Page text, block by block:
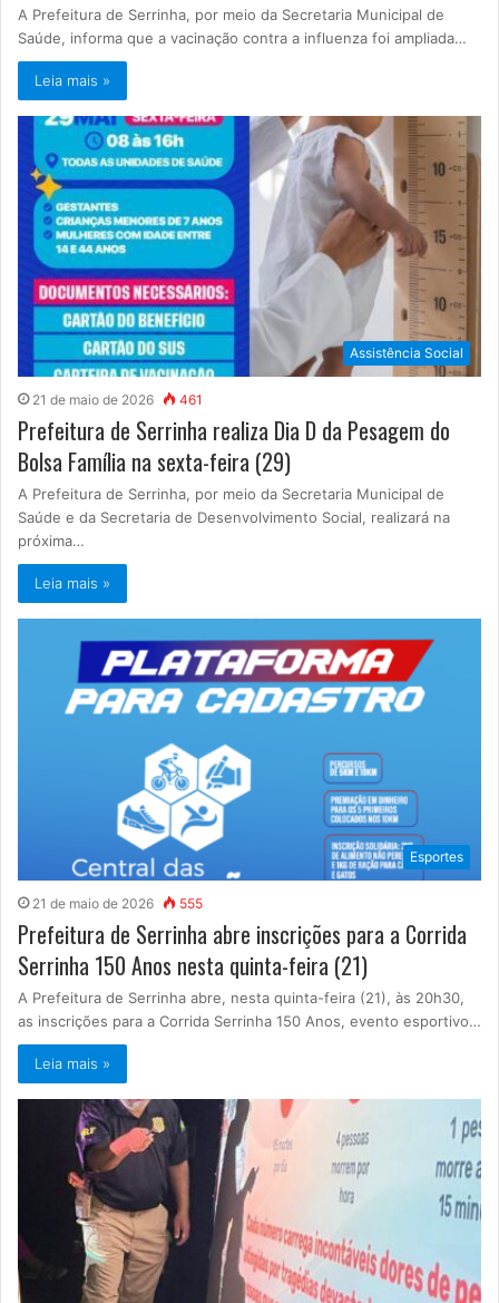
A Prefeitura de Serrinha, por meio da Secretaria Municipal de
Saúde, informa que a vacinação contra a influenza foi ampliada…
Leia mais »
Assistência Social
21 de maio de 2026 461
Prefeitura de Serrinha realiza Dia D da Pesagem do
Bolsa Família na sexta-feira (29)
A Prefeitura de Serrinha, por meio da Secretaria Municipal de
Saúde e da Secretaria de Desenvolvimento Social, realizará na
próxima…
Leia mais »
Esportes
21 de maio de 2026 555
Prefeitura de Serrinha abre inscrições para a Corrida
Serrinha 150 Anos nesta quinta-feira (21)
A Prefeitura de Serrinha abre, nesta quinta-feira (21), às 20h30,
as inscrições para a Corrida Serrinha 150 Anos, evento esportivo…
Leia mais »